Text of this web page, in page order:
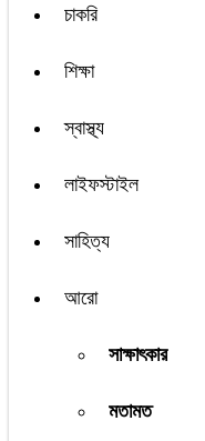
চাকরি
শিক্ষা
স্বাস্থ্য
লাইফস্টাইল
সাহিত্য
আরো
সাক্ষাৎকার
মতামত